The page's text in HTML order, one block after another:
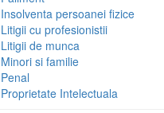
Insolventa persoanei fizice
Litigii cu profesionistii
Litigii de munca
Minori si familie
Penal
Proprietate Intelectuala